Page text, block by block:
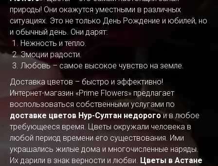
природы! Они окажутся уместными в различных
ситуациях. Это не только День Рождение и юбилей, но
и обычный день. Они дарят:
Нежность и тепло.
Эмоции радости.
Любовь – самое высокое чувство на земле.
Доставка цветов – быстро и эффективно!
Интернет-магазин «Prime Flowers» предлагает
воспользоваться собственными услугами по
доставке цветов Нур-Султан недорогои в любое
требующееся время. Цветы окружали человека в
любой период времени его существования. Ими
украшались жилые дома и многочисленные наряды.
Их дарили в знак верности и любви. Цветы в Астане